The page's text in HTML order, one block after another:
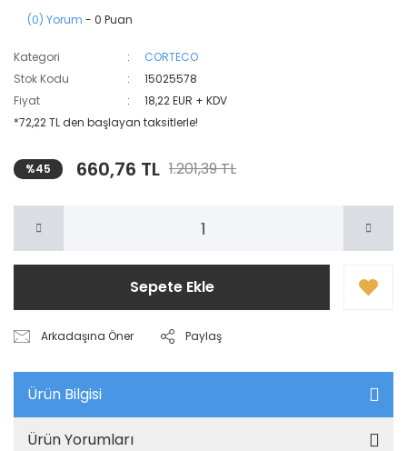
(0) Yorum - 0 Puan
Kategori
CORTECO
Stok Kodu
15025578
Fiyat
18,22 EUR + KDV
*72,22 TL den başlayan taksitlerle!
%45 660,76 TL 1.201,39 TL
Sepete Ekle
Arkadaşına Öner Paylaş
Ürün Bilgisi
Ürün Yorumları